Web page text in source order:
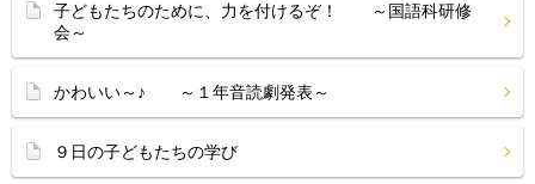
子どもたちのために、力を付けるぞ！ ～国語科研修
会～
かわいい～♪ ～１年音読劇発表～
９日の子どもたちの学び